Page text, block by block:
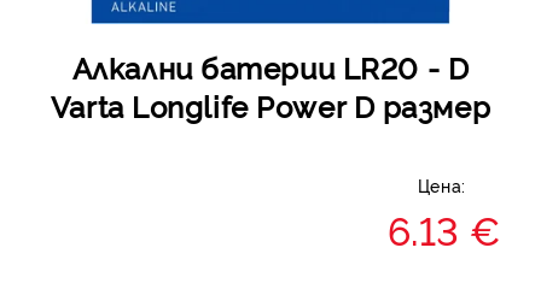
Алкални батерии LR20 - D
Varta Longlife Power D размер
Цена:
6.13 €